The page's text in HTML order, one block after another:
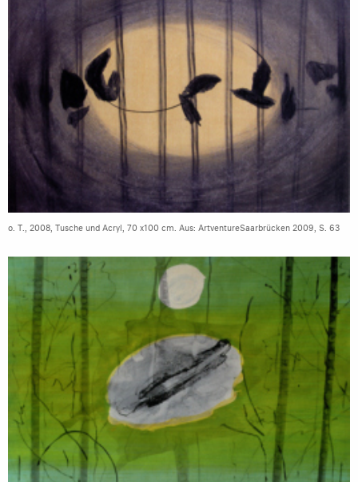
o. T., 2008, Tusche und Acryl, 70 x100 cm. Aus: ArtventureSaarbrücken 2009, S. 63